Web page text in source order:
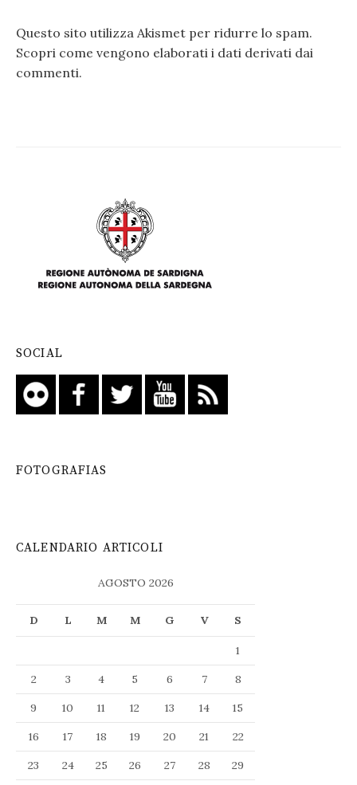
Questo sito utilizza Akismet per ridurre lo spam.
Scopri come vengono elaborati i dati derivati dai
commenti.
SOCIAL
FOTOGRAFIAS
CALENDARIO ARTICOLI
AGOSTO 2026
D L M M G V S
1
2
3 4 5 6 7
8
9
10 11 12 13 14
15
16
17 18 19 20 21
22
23
24 25 26 27 28
29